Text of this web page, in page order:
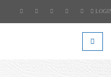
###